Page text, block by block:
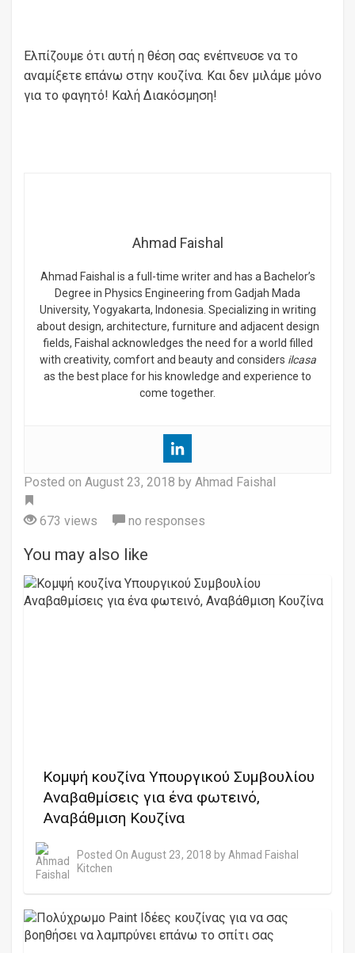
Ελπίζουμε ότι αυτή η θέση σας ενέπνευσε να το
αναμίξετε επάνω στην κουζίνα. Και δεν μιλάμε μόνο
για το φαγητό! Καλή Διακόσμηση!
Ahmad Faishal
Ahmad Faishal is a full-time writer and has a Bachelor’s
Degree in Physics Engineering from Gadjah Mada
University, Yogyakarta, Indonesia. Specializing in writing
about design, architecture, furniture and adjacent design
fields, Faishal acknowledges the need for a world filled
with creativity, comfort and beauty and considers ilcasa
as the best place for his knowledge and experience to
come together.
Posted on August 23, 2018 by Ahmad Faishal
673 views
no responses
You may also like
Κομψή κουζίνα Υπουργικού Συμβουλίου
Αναβαθμίσεις για ένα φωτεινό,
Αναβάθμιση Κουζίνα
Posted On August 23, 2018 by Ahmad Faishal
Kitchen